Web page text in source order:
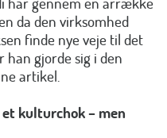
da den virksomhed
finde nye veje til det
han gjorde sig i den
artikel.
kulturchok – men